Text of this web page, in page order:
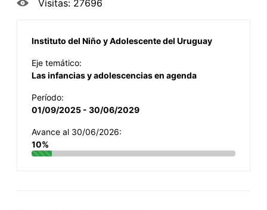
Visitas: 27696
Instituto del Niño y Adolescente del Uruguay
Eje temático:
Las infancias y adolescencias en agenda
Período:
01/09/2025 - 30/06/2029
Avance al 30/06/2026:
10%